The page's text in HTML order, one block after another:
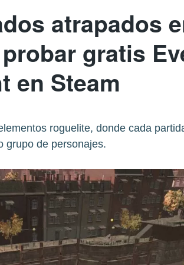
atrapados
gratis
en Steam
roguelite, donde cada
grupo de personajes.